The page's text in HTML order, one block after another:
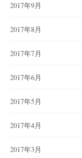
2017年9月
2017年8月
2017年7月
2017年6月
2017年5月
2017年4月
2017年3月